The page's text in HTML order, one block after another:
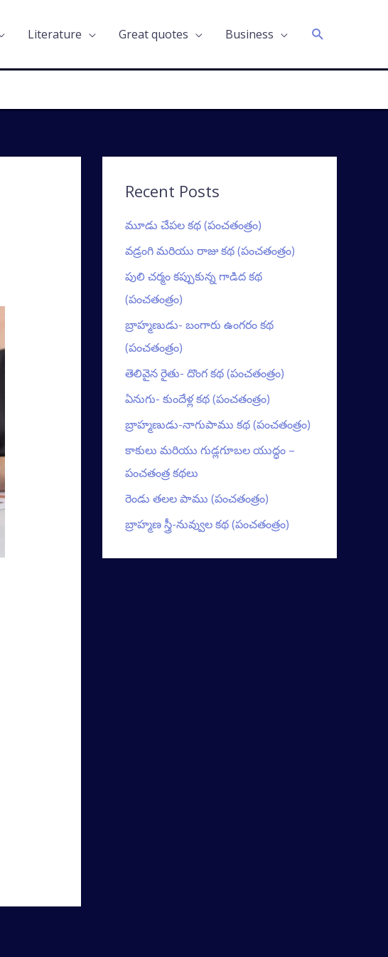
Literature Great quotes Business Search
Recent Posts
మూడు చేపల కథ (పంచతంత్రం)
వడ్రంగి మరియు రాజు కథ (పంచతంత్రం)
పులి చర్మం కప్పుకున్న గాడిద కథ
(పంచతంత్రం)
బ్రాహ్మణుడు- బంగారు ఉంగరం కథ
(పంచతంత్రం)
తెలివైన రైతు- దొంగ కథ (పంచతంత్రం)
ఏనుగు- కుందేళ్ల కథ (పంచతంత్రం)
బ్రాహ్మణుడు-నాగుపాము కథ (పంచతంత్రం)
కాకులు మరియు గుడ్లగూబల యుద్ధం –
పంచతంత్ర కథలు
రెండు తలల పాము (పంచతంత్రం)
బ్రాహ్మణ స్త్రీ-నువ్వుల కథ (పంచతంత్రం)